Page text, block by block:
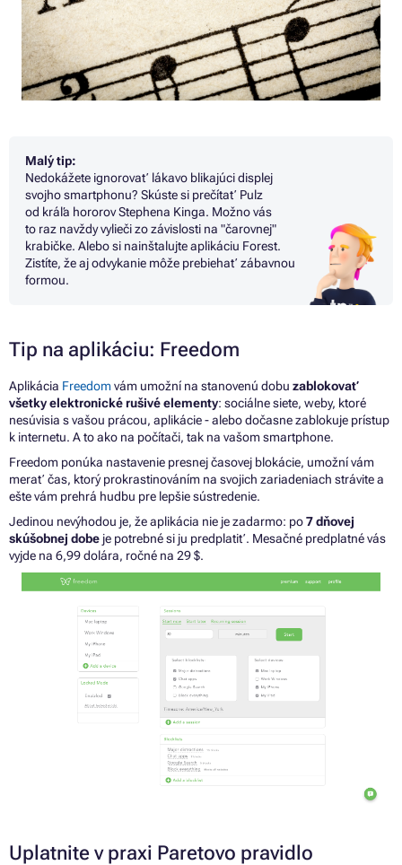
Malý tip:
Nedokážete ignorovať lákavo blikajúci displej
svojho smartphonu? Skúste si prečítať Pulz
od kráľa hororov Stephena Kinga. Možno vás
to raz navždy vylieči zo závislosti na "čarovnej"
krabičke. Alebo si nainštalujte aplikáciu Forest.
Zistíte, že aj odvykanie môže prebiehať zábavnou
formou.
Tip na aplikáciu: Freedom
Aplikácia Freedomvám umožní na stanovenú dobu zablokovať
všetky elektronické rušivé elementy: sociálne siete, weby, ktoré
nesúvisia svašou prácou, aplikácie - alebo dočasne zablokuje prístup
k internetu. Ato ako na počítači, tak na vašom smartphone.
Freedom ponúka nastavenie presnej časovej blokácie, umožní vám
merať čas, ktorý prokrastinováním na svojich zariadeniach strávitea
ešte vám prehrá hudbu pre lepšie sústredenie.
Jedinou nevýhodou je, žeaplikácia nie je zadarmo: po7 dňovej
skúšobnej dobe je potrebnési ju predplatiť. Mesačné predplatné vás
vyjde na 6,99 dolára, ročné na 29 $.
Uplatnite v praxi Paretovo pravidlo